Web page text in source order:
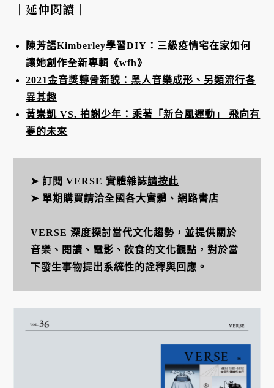
｜延伸閱讀｜
陳芳語Kimberley學習DIY：三級疫情宅在家如何
讓她創作全新專輯《wfh》
2021金音獎轉骨新貌：黑人音樂成形、另類流行各
異其趣
黃崇凱 VS. 拍謝少年：乘著「新台風運動」 飛向有
夢的未來
➤ 訂閱 VERSE 實體雜誌請按此
➤ 單期購買請洽全國各大實體、網路書店
VERSE 深度探討當代文化趨勢，並提供關於
音樂、閱讀、電影、飲食的文化觀點，對於當
下發生事物提出系統性的詮釋與回應。